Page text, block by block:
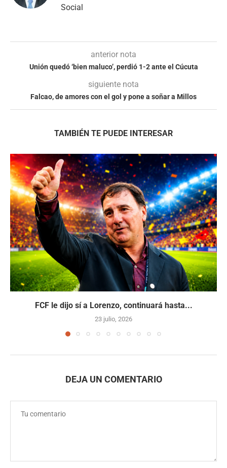
Social
anterior nota
Unión quedó ‘bien maluco’, perdió 1-2 ante el Cúcuta
siguiente nota
Falcao, de amores con el gol y pone a soñar a Millos
TAMBIÉN TE PUEDE INTERESAR
FCF le dijo sí a Lorenzo, continuará hasta...
23 julio, 2026
DEJA UN COMENTARIO